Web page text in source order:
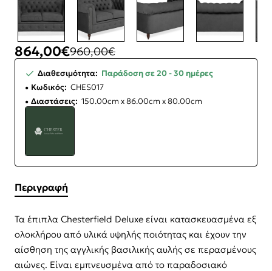
864,00€960,00€
Διαθεσιμότητα: Παράδοση σε 20 - 30 ημέρες
Κωδικός: CHES017
Διαστάσεις: 150.00cm x 86.00cm x 80.00cm
Περιγραφή
Τα έπιπλα Chesterfield Deluxe είναι κατασκευασμένα εξ
ολοκλήρου από υλικά υψηλής ποιότητας και έχουν την
αίσθηση της αγγλικής βασιλικής αυλής σε περασμένους
αιώνες. Είναι εμπνευσμένα από το παραδοσιακό